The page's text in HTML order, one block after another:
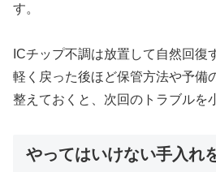
す。
ICチップ不調は放置して自然回復
軽く戻った後ほど保管方法や予備
整えておくと、次回のトラブルを
やってはいけない手入れ